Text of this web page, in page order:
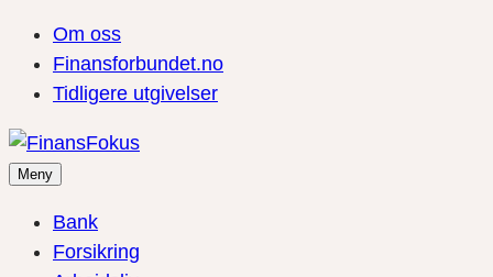
Om oss
Finansforbundet.no
Tidligere utgivelser
Meny
Bank
Forsikring